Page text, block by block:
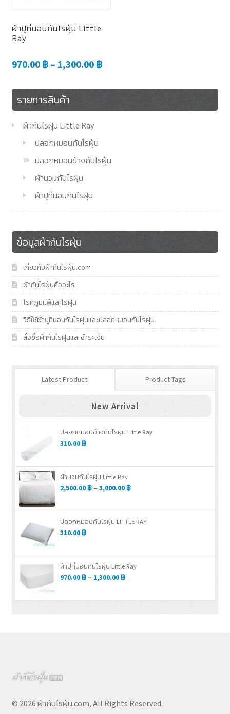
ผ้าปูที่นอนกันไรฝุ่น Little
Ray
970.00 ฿– 1,300.00 ฿
รายการสินค้า
ผ้ากันไรฝุ่น Little Ray
ปลอกหมอนกันไรฝุ่น
ปลอกหมอนข้างกันไรฝุ่น
ผ้านวมกันไรฝุ่น
ผ้าปูที่นอนกันไรฝุ่น
ข้อมูลผ้ากันไรฝุ่น
เกี่ยวกับผ้ากันไรฝุ่น.com
ผ้ากันไรฝุ่นคืออะไร
โรคภูมิแพ้และไรฝุ่น
วิธีใช้ผ้าปูที่นอนกันไรฝุ่นและปลอกหมอนกันไรฝุ่น
สั่งซื้อผ้ากันไรฝุ่นและชำระเงิน
Latest Product Product Tags
New Arrival
ปลอกหมอนข้างกันไรฝุ่น Little Ray
310.00฿
ผ้านวมกันไรฝุ่น Little Ray
2,500.00฿– 3,000.00฿
ปลอกหมอนกันไรฝุ่น LITTLE RAY
310.00฿
ผ้าปูที่นอนกันไรฝุ่น Little Ray
970.00฿– 1,300.00฿
© 2026 ผ้ากันไรฝุ่น.com, All Rights Reserved.